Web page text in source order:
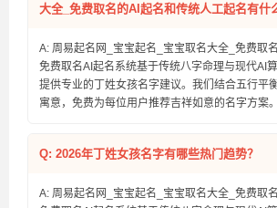
大全_免费取名的AI起名和传统人工起名有什
A: 周易起名网_宝宝起名_宝宝取名大全_免费取
免费取名AI起名系统基于传统八字命理与现代AI
提供专业的丁姓女孩名字建议。我们结合五行平
寓意，免费为每位用户推荐吉祥如意的名字方案。
Q: 2026年丁姓女孩名字有哪些热门趋势？
A: 周易起名网_宝宝起名_宝宝取名大全_免费取